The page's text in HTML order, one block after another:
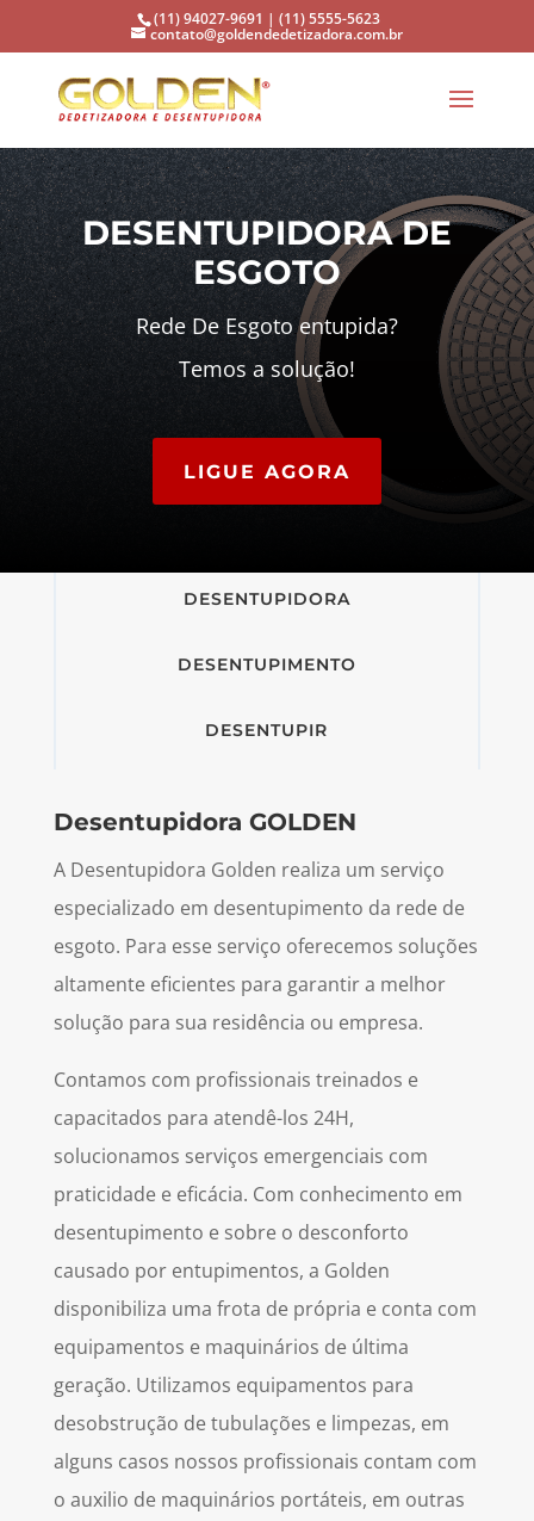
(11) 94027-9691 | (11) 5555-5623
contato@goldendedetizadora.com.br
DESENTUPIDORA DE
ESGOTO
Rede De Esgoto entupida?
Temos a solução!
LIGUE AGORA
DESENTUPIDORA
DESENTUPIMENTO
DESENTUPIR
Desentupidora GOLDEN
A Desentupidora Golden realiza um serviço
especializado em desentupimento da rede de
esgoto. Para esse serviço oferecemos soluções
altamente eficientes para garantir a melhor
solução para sua residência ou empresa.
Contamos com profissionais treinados e
capacitados para atendê-los 24H,
solucionamos serviços emergenciais com
praticidade e eficácia. Com conhecimento em
desentupimento e sobre o desconforto
causado por entupimentos, a Golden
disponibiliza uma frota de própria e conta com
equipamentos e maquinários de última
geração. Utilizamos equipamentos para
desobstrução de tubulações e limpezas, em
alguns casos nossos profissionais contam com
o auxilio de maquinários portáteis, em outras